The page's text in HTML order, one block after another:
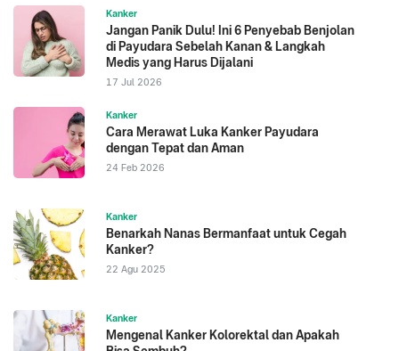
Kanker
Jangan Panik Dulu! Ini 6 Penyebab Benjolan
di Payudara Sebelah Kanan & Langkah
Medis yang Harus Dijalani
17 Jul 2026
Kanker
Cara Merawat Luka Kanker Payudara
dengan Tepat dan Aman
24 Feb 2026
Kanker
Benarkah Nanas Bermanfaat untuk Cegah
Kanker?
22 Agu 2025
Kanker
Mengenal Kanker Kolorektal dan Apakah